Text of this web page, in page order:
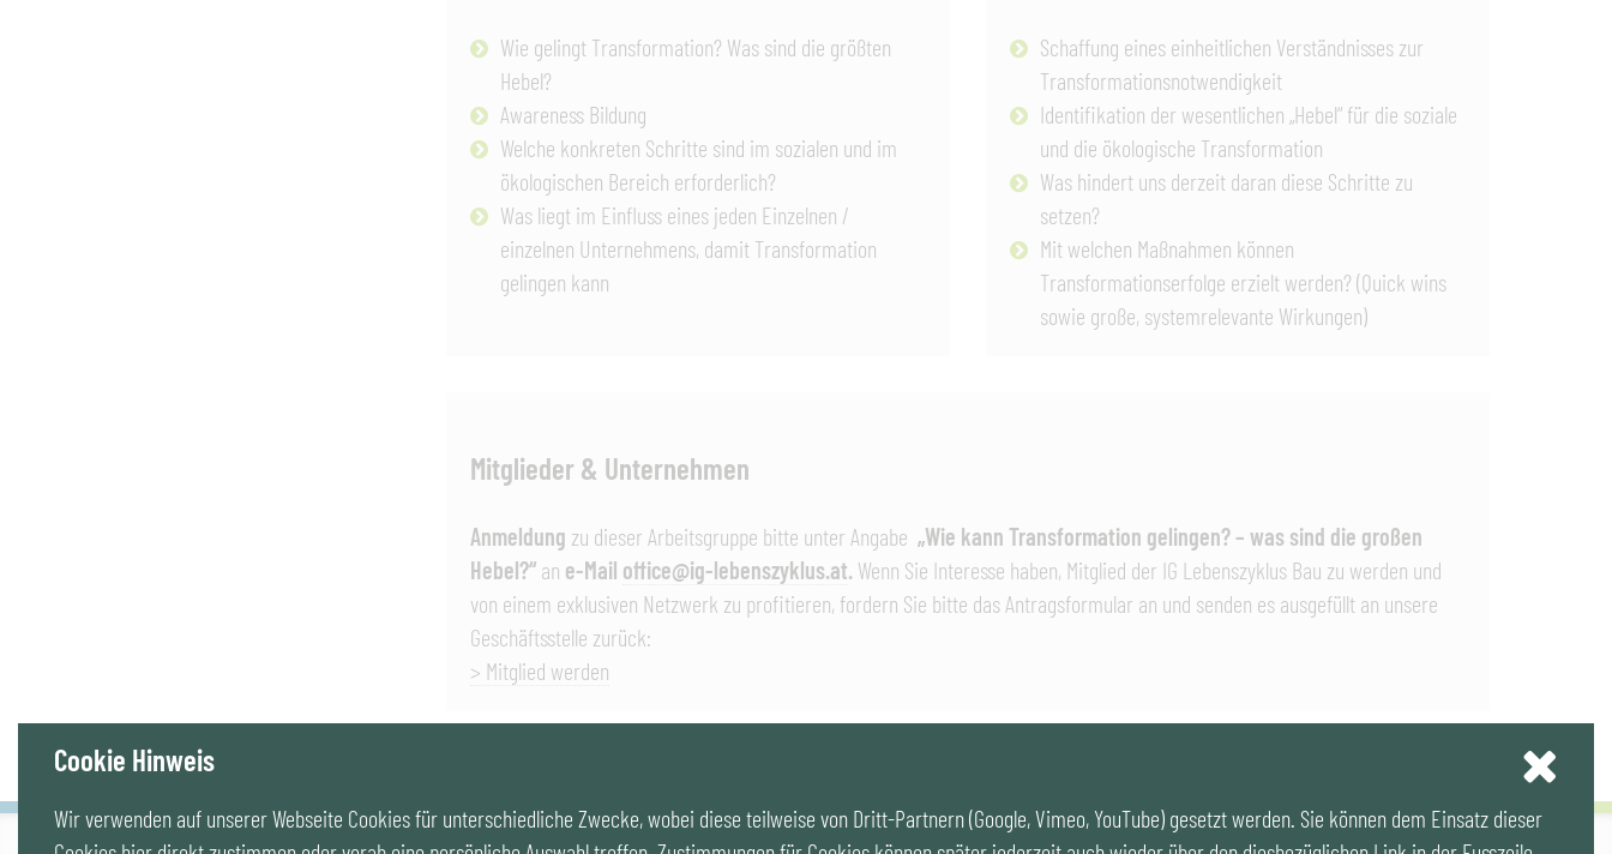
Wie gelingt Transformation? Was sind die größten
Hebel?
Awareness Bildung
Welche konkreten Schritte sind im sozialen und im
ökologischen Bereich erforderlich?
Was liegt im Einfluss eines jeden Einzelnen /
einzelnen Unternehmens, damit Transformation
gelingen kann
Schaffung eines einheitlichen Verständnisses zur
Transformationsnotwendigkeit
Identifikation der wesentlichen „Hebel“ für die soziale
und die ökologische Transformation
Was hindert uns derzeit daran diese Schritte zu
setzen?
Mit welchen Maßnahmen können
Transformationserfolge erzielt werden? (Quick wins
sowie große, systemrelevante Wirkungen)
Mitglieder & Unternehmen
Anmeldung zu dieser Arbeitsgruppe bitte unter Angabe „Wie kann Transformation gelingen? – was sind die großen
Hebel?“ an e-Mail office@ig-lebenszyklus.at. Wenn Sie Interesse haben, Mitglied der IG Lebenszyklus Bau zu werden und
von einem exklusiven Netzwerk zu profitieren, fordern Sie bitte das Antragsformular an und senden es ausgefüllt an unsere
Geschäftsstelle zurück:
> Mitglied werden
Cookie Hinweis
Wir verwenden auf unserer Webseite Cookies für unterschiedliche Zwecke, wobei diese teilweise von Dritt-Partnern (Google, Vimeo, YouTube) gesetzt werden. Sie können dem Einsatz dieser